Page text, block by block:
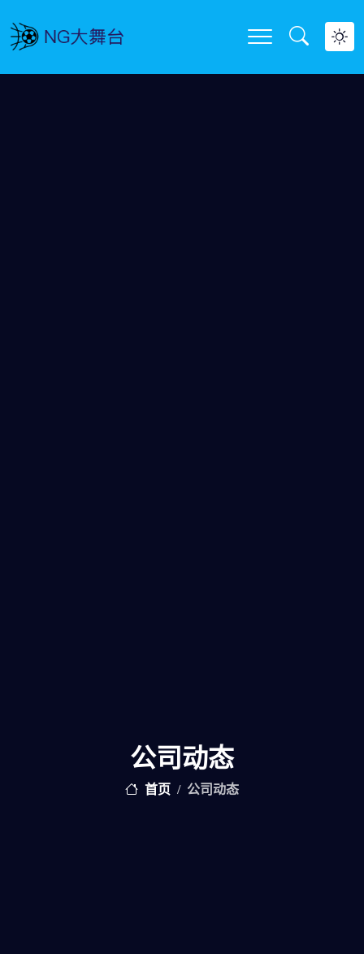
公司动态
首页 公司动态